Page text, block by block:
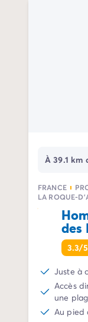
Camping
Camping
Camping Millau
Camping Gers
Camping Lot
Camping Lot-
Camping Tarn
Camping
Camping
Camping
Camping
À 39.1 km
FRANCE
LA ROQUE-
des
3.3/5
Juste à
Accès
une
Au pied